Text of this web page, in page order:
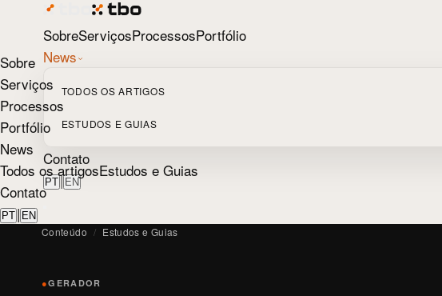
SobreServiçosProcessosPortfólio
News
TODOS OS ARTIGOS
ESTUDOS E GUIAS
Contato
PT| EN
Sobre
Serviços
Processos
Portfólio
News
Todos os artigosEstudos e Guias
Contato
PT | EN
Conteúdo / Estudos e Guias
●GERADOR